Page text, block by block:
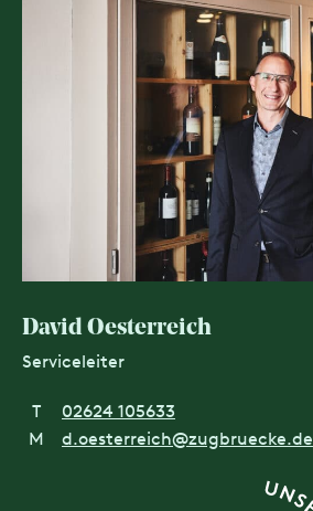
David Oesterreich
Serviceleiter
T
02624 105633
M
d.oesterreich@zugbruecke.de